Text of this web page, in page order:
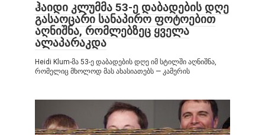
ჰაიდი კლუმმა 53-ე დაბადების დღე
გასაოცარი სანაპირო ფოტოებით
აღნიშნა, რომლებზეც ყველა
ალაპარაკდა
Heidi Klum-მა 53-ე დაბადების დღე იმ სტილში აღნიშნა,
რომელიც მხოლოდ მას ახასიათებს — კამერის